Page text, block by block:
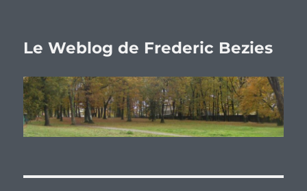
Le Weblog de Frederic Bezies